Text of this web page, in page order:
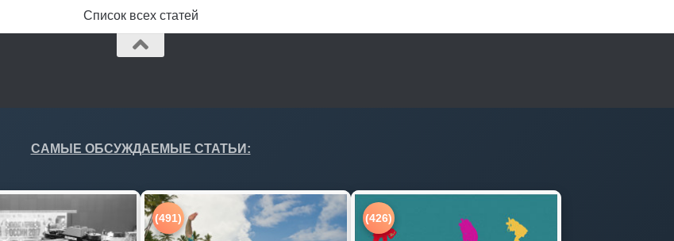
Список всех статей
САМЫЕ ОБСУЖДАЕМЫЕ СТАТЬИ:
(491) (426)